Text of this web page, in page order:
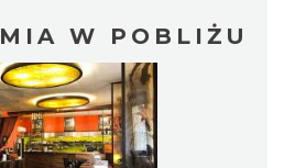
W POBLIŻU